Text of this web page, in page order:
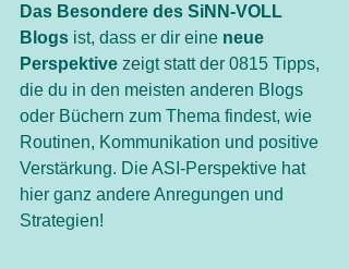
Das Besondere des SiNN-VOLL
Blogs ist, dass er dir eine neue
Perspektive zeigt statt der 0815 Tipps,
die du in den meisten anderen Blogs
oder Büchern zum Thema findest, wie
Routinen, Kommunikation und positive
Verstärkung. Die ASI-Perspektive hat
hier ganz andere Anregungen und
Strategien!